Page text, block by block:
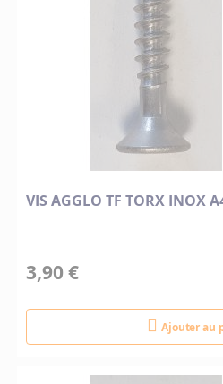
VIS AGGLO TF TORX INOX
3,90 €
Ajouter au